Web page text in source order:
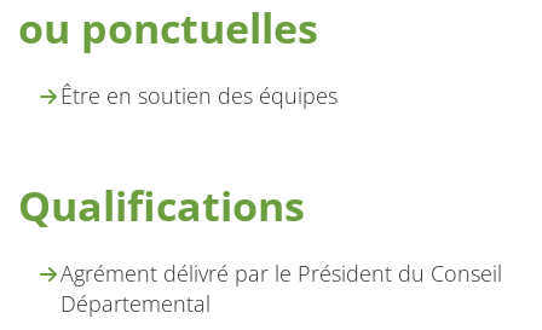
ou ponctuelles
Être en soutien des équipes
Qualifications
Agrément délivré par le Président du Conseil
Départemental